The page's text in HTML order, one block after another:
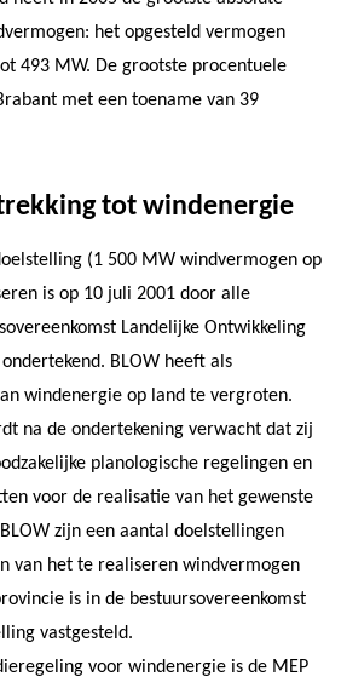
het opgesteld vermogen
493 MW. De grootste procentuele
met een toename van 39
tot windenergie
(1 500 MW windvermogen op
is op 10 juli 2001 door alle
Landelijke Ontwikkeling
BLOW heeft als
windenergie op land te vergroten.
na de ondertekening verwacht dat zij
planologische regelingen en
voor de realisatie van het gewenste
zijn een aantal doelstellingen
van het te realiseren windvermogen
is in de bestuursovereenkomst
vastgesteld.
voor windenergie is de MEP